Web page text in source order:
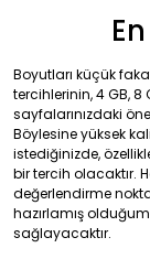
Boyutları küçük
tercihlerinin, 4 GB, 8
sayfalarınızdaki
Böylesine yüksek
istediğinizde,
bir tercih olacaktır.
değerlendirme
hazırlamış
sağlayacaktır.